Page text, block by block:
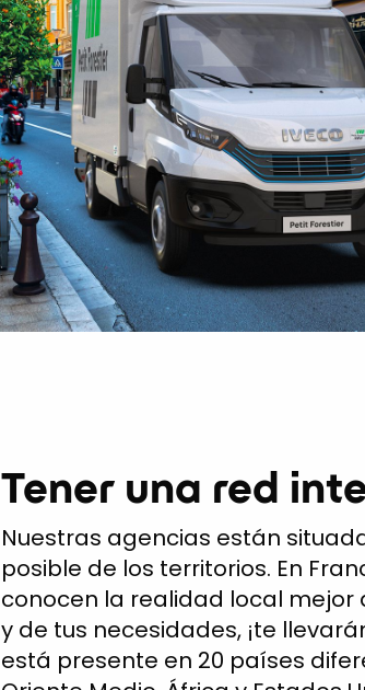
Tener una red
Nuestras agencias están
posible de los territorios. En
conocen la realidad local mejor
y de tus necesidades, ¡te
está presente en 20 países